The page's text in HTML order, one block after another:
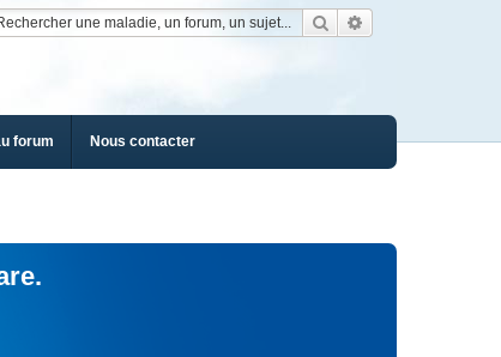
Rechercher
forum Nous contacter